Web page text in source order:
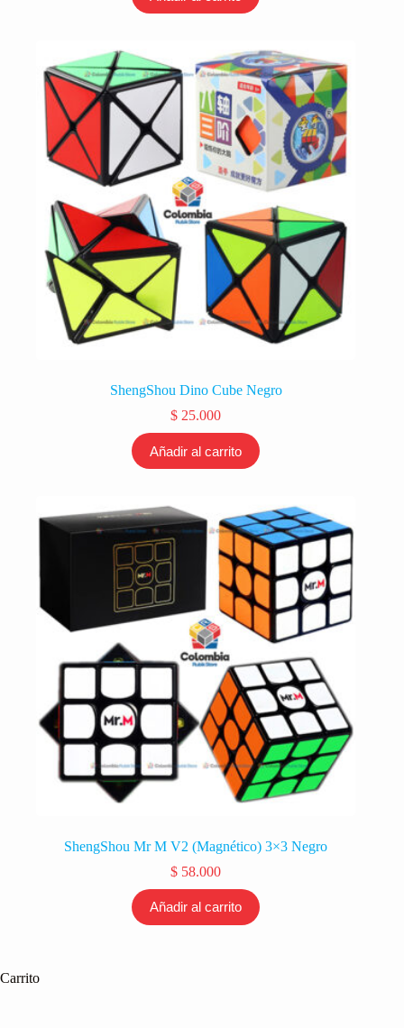
ShengShou Dino Cube Negro
$ 25.000
Añadir al carrito
ShengShou Mr M V2 (Magnético) 3×3 Negro
$ 58.000
Añadir al carrito
Carrito